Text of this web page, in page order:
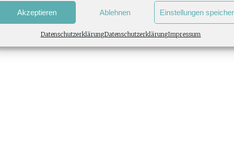
Akzeptieren Ablehnen Einstellungen
DatenschutzerklärungDatenschutzerklärungImpressum